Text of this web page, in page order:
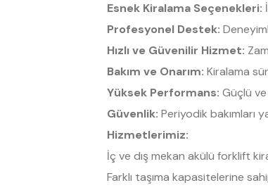
Esnek Kiralama Seçenekleri:
Profesyonel Destek:
Hızlı ve Güvenilir Hizmet:
Bakım ve Onarım: Kiralama
Yüksek Performans: Güçlü ve
Güvenlik: Periyodik bakımları
Hizmetlerimiz:
İç ve dış mekan akülü forklift
Farklı taşıma kapasitelerine